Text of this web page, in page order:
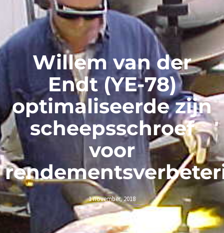
Willem van der
Endt (YE-78)
optimaliseerde zijn
scheepsschroef
voor
1 november, 2018